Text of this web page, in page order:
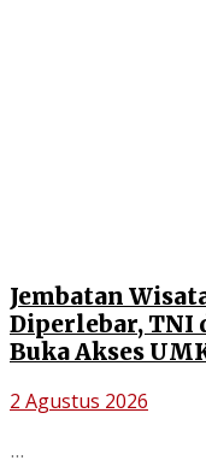
Jembatan
Diperlebar, TNI
Buka Akses
2 Agustus 2026
...